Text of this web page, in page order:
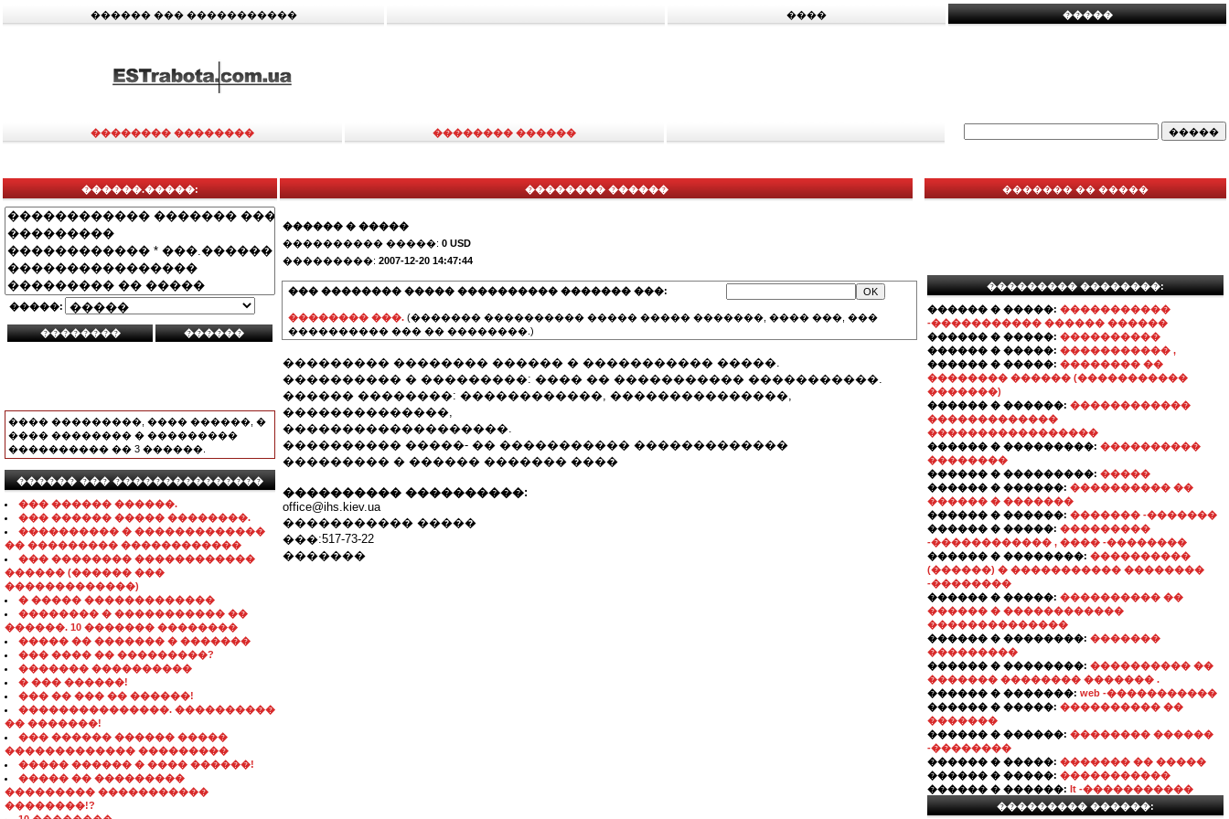
������ ��� ����������� ���� �����
�������� �������� �������� ������
������.�����:
�����:
���� ���������, ���� ������, �
���� �������� � ���������
���������� �� 3 ������.
������ ��� ���������������
��� ������ ������.
��� ������ ����� ��������.
���������� � �������������
�� ��������� ������������
��� �������� ������������
������ (������ ���
�������������)
� ����� �������������
�������� � ����������� ��
������. 10 ������� ��������
����� �� ������� � �������
��� ���� �� ���������?
������� ����������
� ��� ������!
��� �� ��� �� ������!
���������������. ����������
�� �������!
��� ������ ������ �����
������������� ���������
����� ������ � ���� ������!
����� �� ���������
��������� �����������
��������!?
�������� ������
������ � �����
���������� �����: 0 USD
���������: 2007-12-20 14:47:44
��� �������� ����� ���������� ������� ���:
�������� ���. (������� ���������� ����� ����� �������, ���� ���, ���
���������� ��� �� ��������.)
��������� �������� ������ � ����������� �����.
���������� � ���������: ���� �� ����������� �����������.
������ ��������: ������������, ���������������,
��������������,
�������������������.
���������� �����- �� ����������� �������������
��������� � ������ ������� ����
���������� ����������:
office@ihs.kiev.ua
����������� �����
���:517-73-22
�������
������� �� �����
��������� ��������:
������ � �����: �����������
-����������� ������ ������
������ � �����: ����������
������ � �����: ����������� ,
������ � �����: �������� ��
�������� ������ (�����������
�������)
������ � ������: ������������
�������������
�����������������
������ � ���������: ����������
��������
������ � ���������: �����
������ � ������: ���������� ��
������ � �������
������ � ������: ������� -�������
������ � �����: ���������
-������������ , ���� -��������
������ � ��������: ����������
(������) � ����������� ��������
-��������
������ � �����: ���������� ��
������ � ������������
��������������
������ � ��������: �������
���������
������ � ��������: ���������� ��
������� �������� ������� .
������ � �������: web -�����������
������ � �����: ���������� ��
�������
������ � ������: �������� ������
-��������
������ � �����: ������� �� �����
������ � �����: �����������
������ � ������: It -�����������
��������� ������: